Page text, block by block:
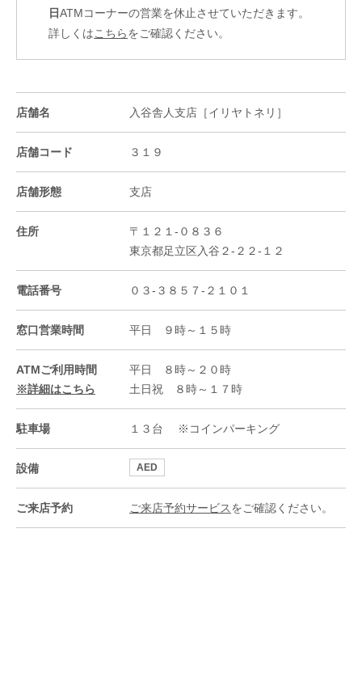
日ATMコーナーの営業を休止させていただきます。
詳しくはこちらをご確認ください。
店舗名 入谷舎人支店［イリヤトネリ］
店舗コード ３１９
店舗形態 支店
住所
〒１２１-０８３６
東京都足立区入谷２-２２-１２
電話番号 ０３-３８５７-２１０１
窓口営業時間 平日 ９時～１５時
ATMご利用時間
※詳細はこちら
平日 ８時～２０時
土日祝 ８時～１７時
駐車場 １３台 ※コインパーキング
設備 AED
ご来店予約 ご来店予約サービスをご確認ください。